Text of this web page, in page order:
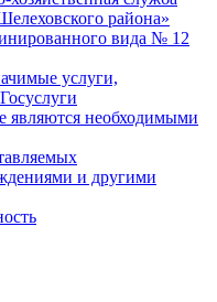
района»
вида № 12
услуги,
являются необходимыми
и другими